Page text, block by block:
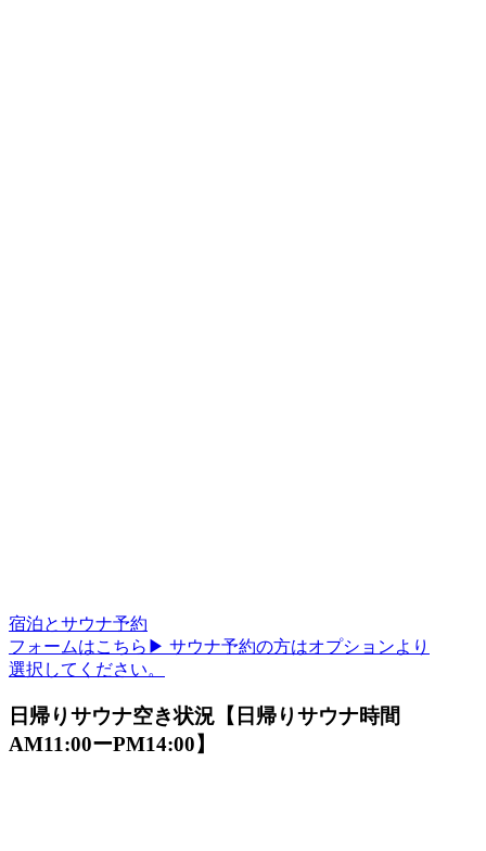
宿泊とサウナ予約
フォームはこちら▶︎ サウナ予約の方はオプションより
選択してください。
日帰りサウナ空き状況 【日帰りサウナ時間
AM11:00ーPM14:00】